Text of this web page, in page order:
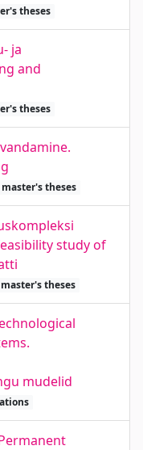
theses
ja
and
theses
master's theses
study of
master's theses
mudelid